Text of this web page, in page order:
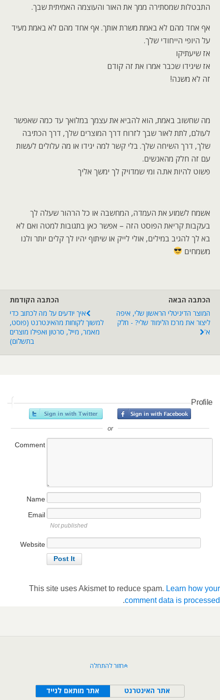
התבטלות שמסתירה ממך את האור והעוצמה האמיתית שבך.
אף אחד מהם לא באמת משרת אותך. אף אחד מהם לא באמת מעיד
על היופי הייחודי שלך.
אז שיעתיקו
אז שיגידו שכבר אמרו את זה קודם
זה לא משנה!
מה שחשוב באמת, הוא להביא את עצמך במלואך עד כמה שאפשר
לעולם, לתת לאור שבך לזרוח דרך המוצרים שלך, דרך הכתיבה
שלך, דרך השיחה שלך. בלי קשר למה יגידו או מה עלולים לעשות
עם זה חלק מהאנשים.
פשוט להיות את.ה ומי שמדויק לך ימשך אליך
אשמח לשמוע את העמדה, המחשבה או כל הרהור שעלה לך
בעקבות קריאת הפוסט הזה – אפשר כאן בתגובות למטה ואם לא
בא לך להגיב במילים, אולי לייק או שיתוף יהיו לך קלים יותר ולנו
משמחים
הכתבה הקודמת
איך יודעים על מה לכתוב כדי
למשוך לקוחות מהאינטרנט (פוסט,
מאמר, מייל, סרטון ואפילו מוצרים
בתשלום)
הכתבה הבאה
המוצר הדיגיטלי הראשון שלי, איפה
ליצור את מרכז הלימוד שלי? - חלק
א'
Profile
or
Comment
Name
Email
Not published
Website
This site uses Akismet to reduce spam. Learn how your
comment data is processed
.
חזור להתחלה
אתר מותאם לנייד אתר האינטרנט